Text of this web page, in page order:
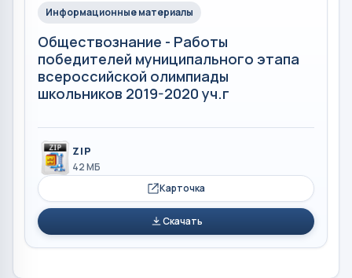
Информационные материалы
Обществознание - Работы
победителей муниципального этапа
всероссийской олимпиады
школьников 2019-2020 уч.г
ZIP
42 МБ
Карточка
Скачать